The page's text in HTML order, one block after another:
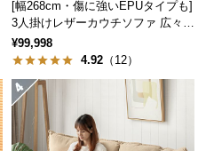
[幅268cm・傷に強いEPUタイプも]
3人掛けレザーカウチソファ 広々設
計 高級感
¥99,998
4.92 （12）